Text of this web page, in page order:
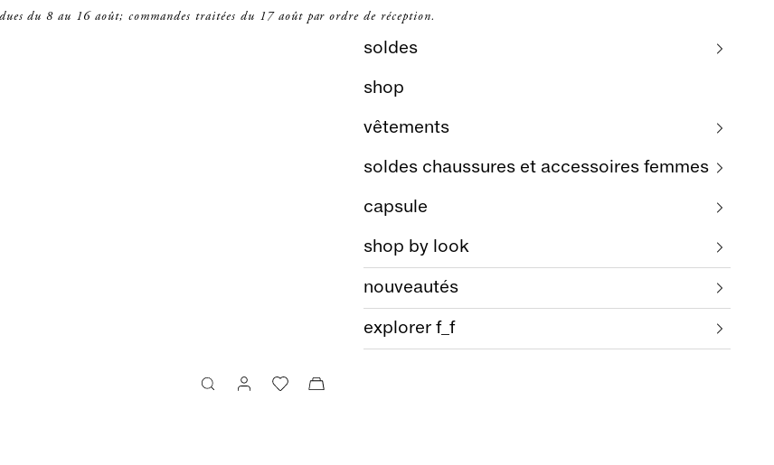
du 8 au 16 août; commandes traitées du 17 août par ordre de réception.
recherche panier
soldes
shop
vêtements
soldes chaussures et accessoires femmes
capsule
shop by look
nouveautés
explorer f_f